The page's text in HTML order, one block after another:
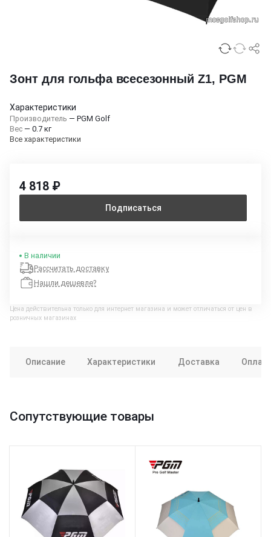
Зонт для гольфа всесезонный Z1, PGM
Характеристики
Производитель — PGM Golf
Вес — 0.7 кг
Все характеристики
4 818 ₽
Подписаться
В наличии
Рассчитать доставку
Нашли дешевле?
Цена действительна только для интернет магазина и может отличаться от цен в
розничных магазинах
Описание Характеристики Доставка
Сопутствующие товары